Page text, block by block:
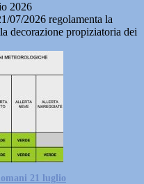
2026
07/2026 regolamenta la
decorazione propiziatoria dei
21 luglio